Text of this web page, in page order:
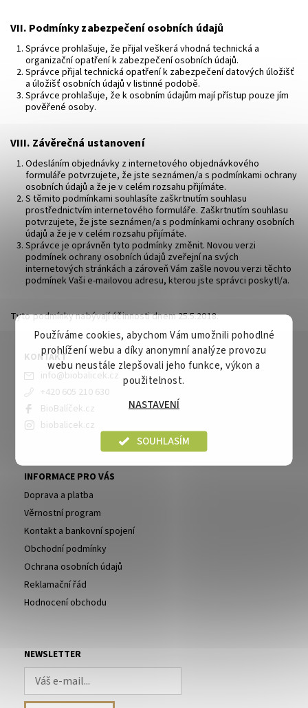
VII. Podmínky zabezpečení osobních údajů
Správce prohlašuje, že přijal veškerá vhodná technická a
organizační opatření k zabezpečení osobních údajů.
Správce přijal technická opatření k zabezpečení datových úložišť
a úložišť osobních údajů v listinné podobě.
Správce prohlašuje, že k osobním údajům mají přístup pouze jím
pověřené osoby.
VIII. Závěrečná ustanovení
Odesláním objednávky z internetového objednávkového
formuláře potvrzujete, že jste seznámen/a s podmínkami ochrany
osobních údajů a že je v celém rozsahu přijímáte.
S těmito podmínkami souhlasíte zaškrtnutím souhlasu
prostřednictvím internetového formuláře. Zaškrtnutím souhlasu
potvrzujete, že jste seznámen/a s podmínkami ochrany osobních
údajů a že je v celém rozsahu přijímáte.
Správce je oprávněn tyto podmínky změnit. Novou verzi
podmínek ochrany osobních údajů zveřejní na svých
internetových stránkách a zároveň Vám zašle novou verzi těchto
podmínek Vaši e-mailovou adresu, kterou jste správci poskytl/a.
Tyto podmínky nabývají účinnosti dnem 25.5.2018.
KONTAKT
info@biobalicek.cz
+420 605 210 630
BioBalíček.cz
biobalicek.cz
INFORMACE PRO VÁS
Doprava a platba
Věrnostní program
Kontakt a bankovní spojení
Obchodní podmínky
Ochrana osobních údajů
Reklamační řád
Hodnocení obchodu
NEWSLETTER
Používáme cookies, abychom Vám umožnili pohodlné
prohlížení webu a díky anonymní analýze provozu
webu neustále zlepšovali jeho funkce, výkon a
použitelnost.
NASTAVENÍ
SOUHLASÍM